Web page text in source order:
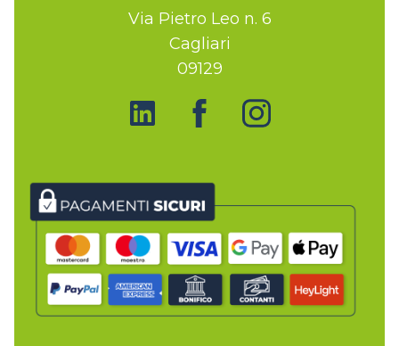
Via Pietro Leo n. 6
Cagliari
09129